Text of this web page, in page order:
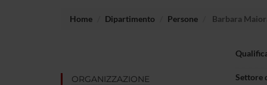
Home Dipartimento Persone Barbara
ORGANIZZAZIONE Settore